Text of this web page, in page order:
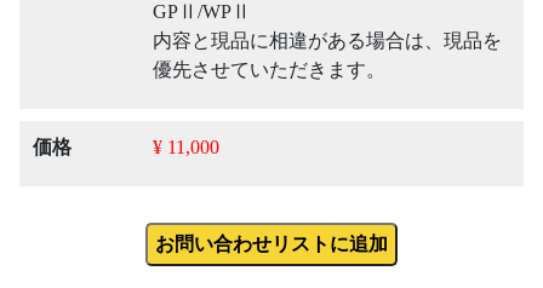
GPⅡ/WPⅡ
内容と現品に相違がある場合は、現品を
優先させていただきます。
価格 ¥ 11,000
お問い合わせリストに追加